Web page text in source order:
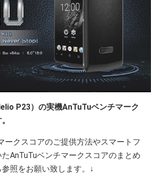
P23）の実機AnTuTuベンチマーク
ークスコアのご提供方法やスマートフ
AnTuTuベンチマークスコアのまとめ
照をお願い致します。↓